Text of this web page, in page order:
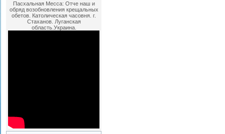
Пасхальная Месса: Отче наш и
обряд возобновления крещальных
обетов. Католическая часовня. г.
Стаханов. Луганская
область.Украина.